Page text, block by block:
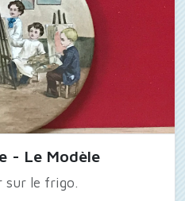
- Le Modèle
sur le frigo.